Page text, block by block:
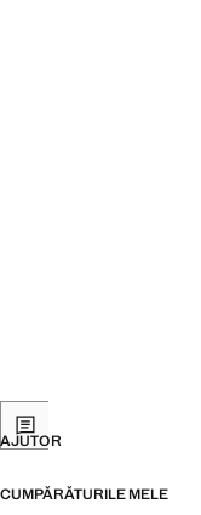
AJUTOR
CUMPĂRĂTURILE MELE